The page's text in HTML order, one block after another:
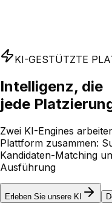
KI-GESTÜTZTE
Intelligenz, die
jede
Zwei KI-Engines
Plattform zusammen:
Kandidaten-Matching
Ausführung
Erleben Sie unsere KI